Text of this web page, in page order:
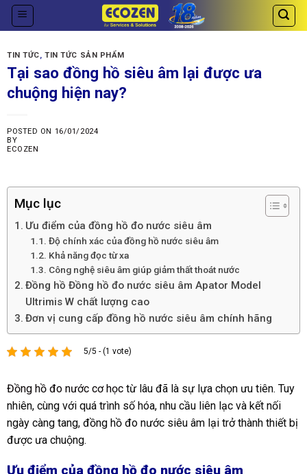
Skip
TIN TỨC,TIN TỨC SẢN PHẨM
Tại sao đồng hồ siêu âm lại được ưa
chuộng hiện nay?
POSTED ON 16/01/2024
BY
ECOZEN
Mục lục
Ưu điểm của đồng hồ đo nước siêu âm
Độ chính xác của đồng hồ nước siêu âm
Khả năng đọc từ xa
Công nghệ siêu âm giúp giảm thất thoát nước
Đồng hồ Đồng hồ đo nước siêu âm Apator Model
Ultrimis W chất lượng cao
Đơn vị cung cấp đồng hồ nước siêu âm chính hãng
5/5 - (1 vote)
Đồng hồ đo nước cơ học từ lâu đã là sự lựa chọn ưu tiên. Tuy
nhiên, cùng với quá trình số hóa, nhu cầu liên lạc và kết nối
ngày càng tang, đồng hồ đo nước siêu âm lại trở thành thiết bị
được ưa chuộng.
Ưu điểm của đồng hồ đo nước siêu âm